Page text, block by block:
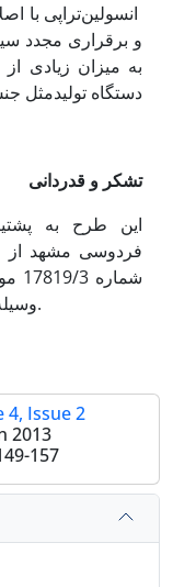
انسولین‌تراپی با
و برقراری مجدد
به میزان زیادی
دستگاه تولیدمثل
تشکر و قدردانی
این طرح به
فردوسی مشهد از
وسیله مراتب قدردانی از ایشان اعلام می‌گردد.
4, Issue 2
2013
157